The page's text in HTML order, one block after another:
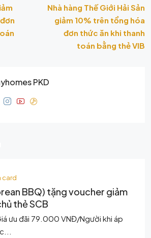
Nhà hàng Thế Giới Hải Sản
giảm 10% trên tổng hóa
đơn thức ăn khi thanh
toán bằng thẻ VIB
PKD
card
BBQ) tặng voucher giảm
thẻ SCB
ưu đãi 79.000 VNĐ/Người khi áp